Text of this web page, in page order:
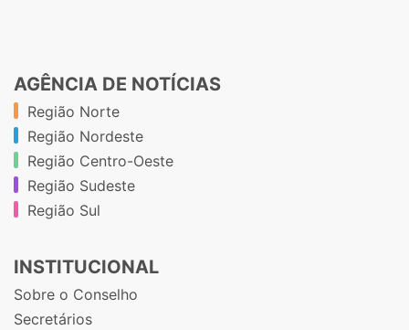
AGÊNCIA DE NOTÍCIAS
Região Norte
Região Nordeste
Região Centro-Oeste
Região Sudeste
Região Sul
INSTITUCIONAL
Sobre o Conselho
Secretários